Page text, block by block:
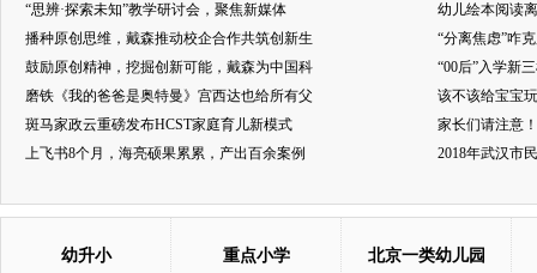
“思辨·探索未知”教学研讨会，聚焦新媒体
播种原创思维，戴森推动校企合作共筑创新生
鼓励原创精神，挖掘创新可能，戴森为中国科
磨铁《我的爸爸是奥特曼》宫西达也给所有父
斑马家政云重磅发布HCST家庭育儿新模式
上飞书8个月，海亮硕果累累，产出百余案例
幼儿绘本阅读
“分离焦虑”咋
“00后”入学新
该不该给宝宝
家长们请注意
2018年武汉市
幼升小 重点小学 北京一类幼儿园